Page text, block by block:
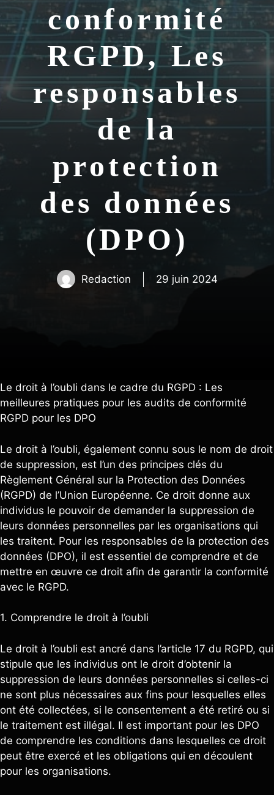
conformité
RGPD, Les
responsables
de la
protection
des données
(DPO)
Redaction 29 juin 2024
Le droit à l’oubli dans le cadre du RGPD : Les
meilleures pratiques pour les audits de conformité
RGPD pour les DPO
Le droit à l’oubli, également connu sous le nom de droit
de suppression, est l’un des principes clés du
Règlement Général sur la Protection des Données
(RGPD) de l’Union Européenne. Ce droit donne aux
individus le pouvoir de demander la suppression de
leurs données personnelles par les organisations qui
les traitent. Pour les responsables de la protection des
données (DPO), il est essentiel de comprendre et de
mettre en œuvre ce droit afin de garantir la conformité
avec le RGPD.
1. Comprendre le droit à l’oubli
Le droit à l’oubli est ancré dans l’article 17 du RGPD, qui
stipule que les individus ont le droit d’obtenir la
suppression de leurs données personnelles si celles-ci
ne sont plus nécessaires aux fins pour lesquelles elles
ont été collectées, si le consentement a été retiré ou si
le traitement est illégal. Il est important pour les DPO
de comprendre les conditions dans lesquelles ce droit
peut être exercé et les obligations qui en découlent
pour les organisations.